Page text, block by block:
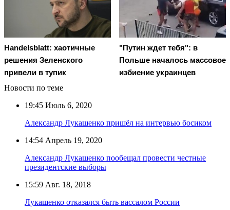
Handelsblatt: хаотичные
решения Зеленского
привели в тупик
"Путин ждет тебя": в
Польше началось массовое
избиение украинцев
Новости по теме
19:45 Июль 6, 2020
Александр Лукашенко пришёл на интервью босиком
14:54 Апрель 19, 2020
Александр Лукашенко пообещал провести честные
президентские выборы
15:59 Авг. 18, 2018
Лукашенко отказался быть вассалом России